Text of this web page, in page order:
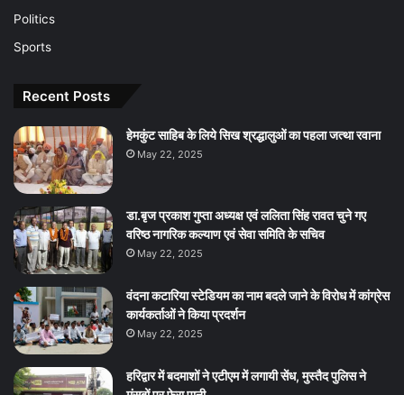
Politics
Sports
Recent Posts
हेमकुंट साहिब के लिये सिख श्रद्धालुओं का पहला जत्था रवाना
May 22, 2025
डा.बृज प्रकाश गुप्ता अध्यक्ष एवं ललिता सिंह रावत चुने गए
वरिष्ठ नागरिक कल्याण एवं सेवा समिति के सचिव
May 22, 2025
वंदना कटारिया स्टेडियम का नाम बदले जाने के विरोध में कांग्रेस
कार्यकर्ताओं ने किया प्रदर्शन
May 22, 2025
हरिद्वार में बदमाशों ने एटीएम में लगायी सेंध, मुस्तैद पुलिस ने